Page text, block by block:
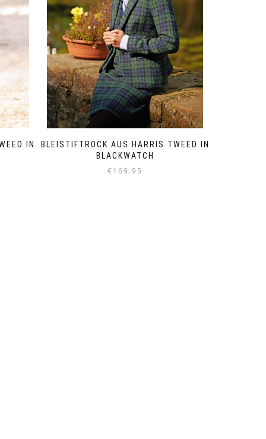
auf
der
Produktseite
gewählt
werden
IN
BLEISTIFTROCK AUS HARRIS TWEED IN
BLACKWATCH
€169.95